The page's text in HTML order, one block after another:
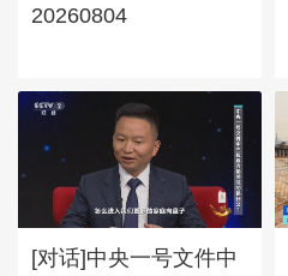
20260804
[对话]中央一号文件中